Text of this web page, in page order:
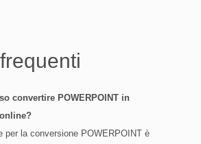
convertire POWERPOINT in
per la conversione POWERPOINT è